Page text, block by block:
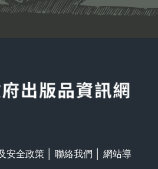
安全政策 聯絡我們
網站導